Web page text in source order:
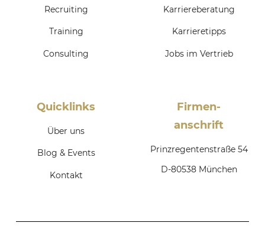
Recruiting
Training
Consulting
Karriereberatung
Karrieretipps
Jobs im Vertrieb
Quicklinks
Über uns
Blog & Events
Kontakt
Firmen­
anschrift
Prinzregentenstraße 54
D-80538 München